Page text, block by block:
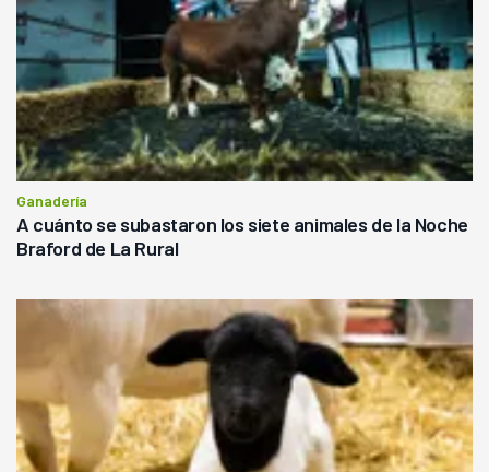
Ganadería
A cuánto se subastaron los siete animales de la Noche
Braford de La Rural